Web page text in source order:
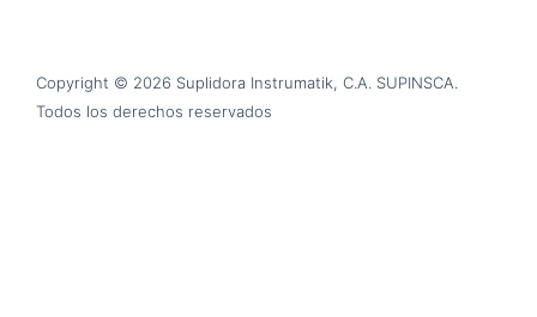
Copyright © 2026 Suplidora Instrumatik, C.A. SUPINSCA.
Todos los derechos reservados